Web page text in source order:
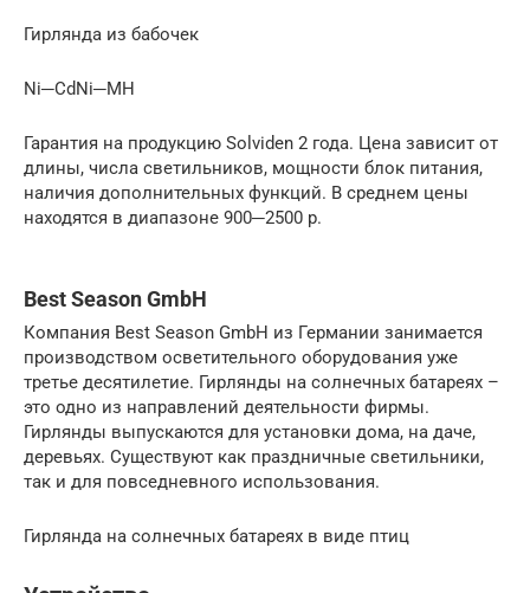
Гирлянда из бабочек
Ni─CdNi─MH
Гарантия на продукцию Solviden 2 года. Цена зависит от
длины, числа светильников, мощности блок питания,
наличия дополнительных функций. В среднем цены
находятся в диапазоне 900─2500 р.
Best Season GmbH
Компания Best Season GmbH из Германии занимается
производством осветительного оборудования уже
третье десятилетие. Гирлянды на солнечных батареях –
это одно из направлений деятельности фирмы.
Гирлянды выпускаются для установки дома, на даче,
деревьях. Существуют как праздничные светильники,
так и для повседневного использования.
Гирлянда на солнечных батареях в виде птиц